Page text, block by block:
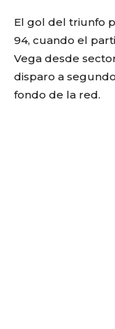
El gol del triunfo
94, cuando el
Vega desde
disparo a
fondo de la red.